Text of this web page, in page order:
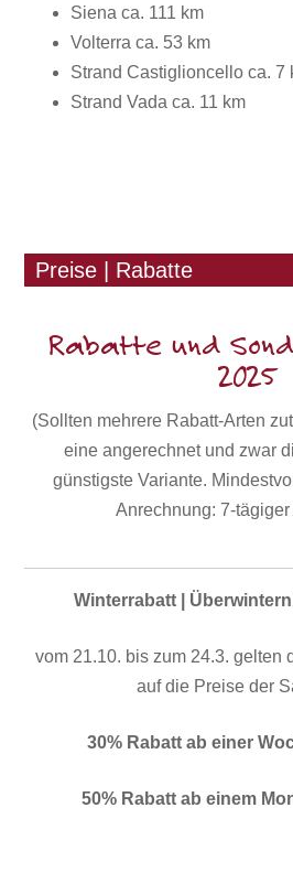
Siena ca. 111 km
Volterra ca. 53 km
Strand Castiglioncello ca. 7
Strand Vada ca. 11 km
Preise | Rabatte
Rabatte und
2025
(Sollten mehrere Rabatt-Arten
eine angerechnet und zwar
günstigste Variante.
Anrechnung: 7-
Winterrabatt |
vom 21.10. bis zum 24.3. gelten
auf die Preise der
30% Rabatt ab einer
50% Rabatt ab einem